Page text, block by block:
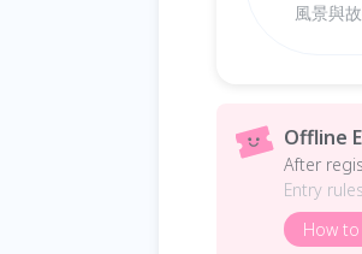
風景與故
Offline
After
Entry
How to